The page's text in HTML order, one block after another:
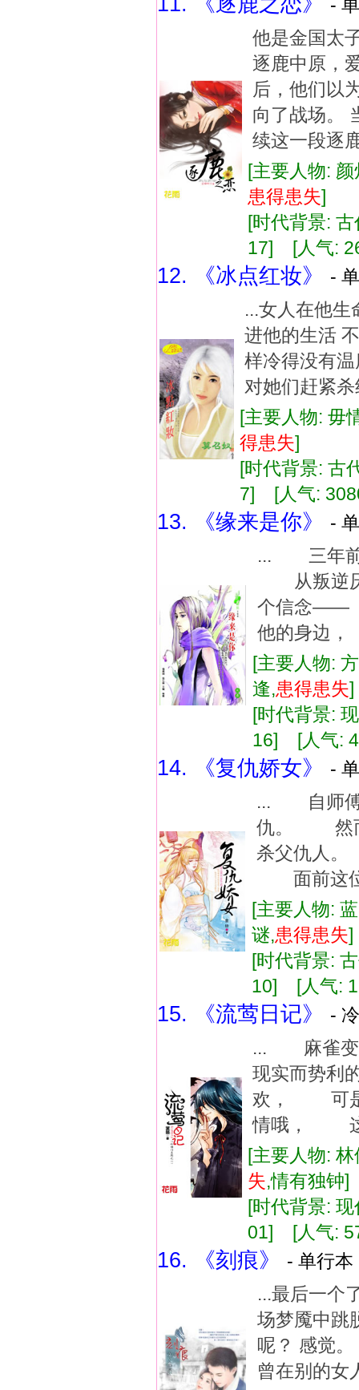
-
他是金国太
逐鹿中原，
后，他们以
向了战场。
续这一段逐
[主要人物:
患得患失]
[时代背景:
17] [人气:
12. 《冰点红妆》
-
...女人在他生
进他的生活
样冷得没有
对她们赶紧
[主要人物:
得患失]
[时代背景:
7] [人气:
13. 《缘来是你》
-
... 三年前
从叛逆
个信念——
他的身边
[主要人物:
逢,患得患失
[时代背景:
16] [人气:
14. 《复仇娇女》
-
... 自师傅
仇。 然而
杀父仇人
面前这位
[主要人物:
谜,患得患失
[时代背景:
10] [人气:
15. 《流莺日记》
-
... 麻雀变
现实而势
欢， 可是
情哦，
[主要人物:
失,情有独
[时代背景:
01] [人气:
16. 《刻痕》
- 单行
...最后一个
场梦魇中跳
呢？ 感觉
曾在别的女